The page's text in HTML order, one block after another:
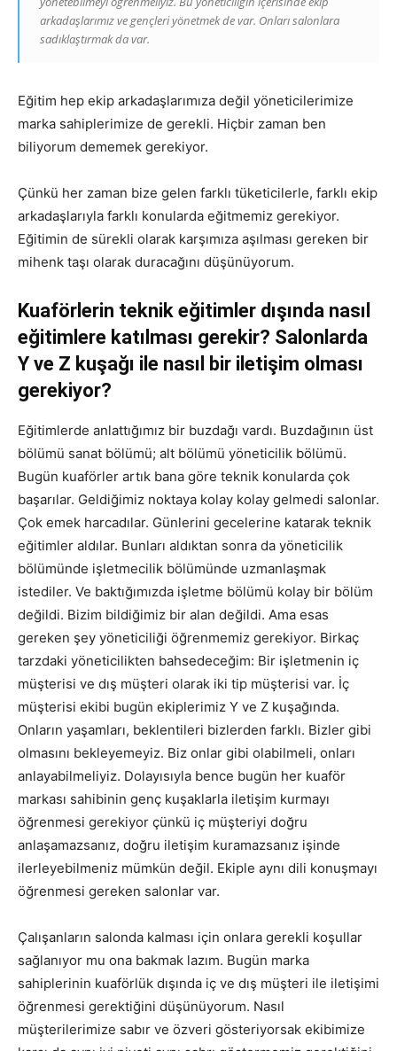
arkadaşlarımız ve gençleri yönetmek de var. Onları salonlara
sadıklaştırmak da var.
Eğitim hep ekip arkadaşlarımıza değil yöneticilerimize
marka sahiplerimize de gerekli. Hiçbir zaman ben
biliyorum dememek gerekiyor.
Çünkü her zaman bize gelen farklı tüketicilerle, farklı ekip
arkadaşlarıyla farklı konularda eğitmemiz gerekiyor.
Eğitimin de sürekli olarak karşımıza aşılması gereken bir
mihenk taşı olarak duracağını düşünüyorum.
Kuaförlerin teknik eğitimler dışında nasıl
eğitimlere katılması gerekir? Salonlarda
Y ve Z kuşağı ile nasıl bir iletişim olması
gerekiyor?
Eğitimlerde anlattığımız bir buzdağı vardı. Buzdağının üst
bölümü sanat bölümü; alt bölümü yöneticilik bölümü.
Bugün kuaförler artık bana göre teknik konularda çok
başarılar. Geldiğimiz noktaya kolay kolay gelmedi salonlar.
Çok emek harcadılar. Günlerini gecelerine katarak teknik
eğitimler aldılar. Bunları aldıktan sonra da yöneticilik
bölümünde işletmecilik bölümünde uzmanlaşmak
istediler. Ve baktığımızda işletme bölümü kolay bir bölüm
değildi. Bizim bildiğimiz bir alan değildi. Ama esas
gereken şey yöneticiliği öğrenmemiz gerekiyor. Birkaç
tarzdaki yöneticilikten bahsedeceğim: Bir işletmenin iç
müşterisi ve dış müşteri olarak iki tip müşterisi var. İç
müşterisi ekibi bugün ekiplerimiz Y ve Z kuşağında.
Onların yaşamları, beklentileri bizlerden farklı. Bizler gibi
olmasını bekleyemeyiz. Biz onlar gibi olabilmeli, onları
anlayabilmeliyiz. Dolayısıyla bence bugün her kuaför
markası sahibinin genç kuşaklarla iletişim kurmayı
öğrenmesi gerekiyor çünkü iç müşteriyi doğru
anlaşamazsanız, doğru iletişim kuramazsanız işinde
ilerleyebilmeniz mümkün değil. Ekiple aynı dili konuşmayı
öğrenmesi gereken salonlar var.
Çalışanların salonda kalması için onlara gerekli koşullar
sağlanıyor mu ona bakmak lazım. Bugün marka
sahiplerinin kuaförlük dışında iç ve dış müşteri ile iletişimi
öğrenmesi gerektiğini düşünüyorum. Nasıl
müşterilerimize sabır ve özveri gösteriyorsak ekibimize